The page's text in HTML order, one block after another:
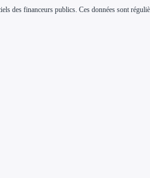
des financeurs publics. Ces données sont